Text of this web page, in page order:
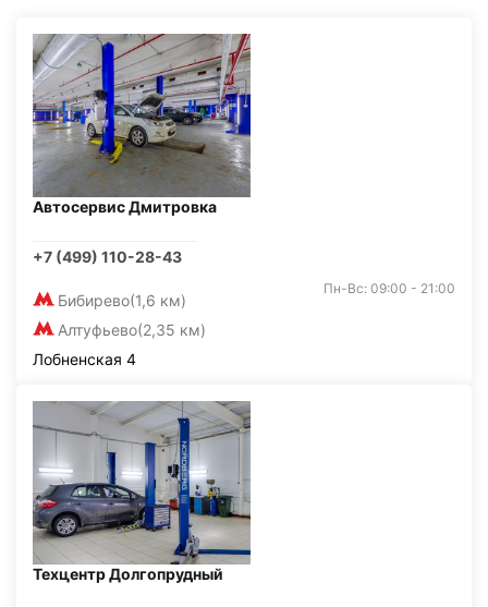
Автосервис Дмитровка
+7 (499) 110-28-43
Бибирево(1,6 км)
Алтуфьево(2,35 км)
Пн-Вс: 09:00 - 21:00
Лобненская 4
Техцентр Долгопрудный